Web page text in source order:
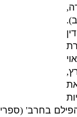
,
ב).
,
בחרב' (ספרי